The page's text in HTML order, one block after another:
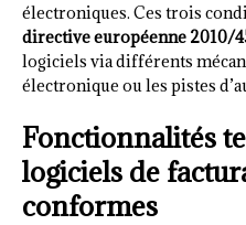
électroniques. Ces trois
directive européenne 2010/
logiciels via différents
électronique ou les pistes
Fonctionnalités
logiciels de
conformes